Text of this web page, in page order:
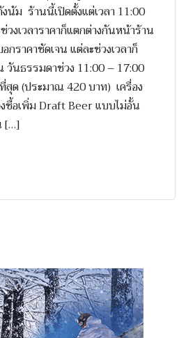
นัม ร้านนี้เปิดตั้งแต่เวลา 11:00
วงเวลาราคาก็แตกต่างกันหน้าร้าน
กราคาชัดเจน แต่ละช่วงเวลาก็
วันธรรมดาช่วง 11:00 – 17:00
สุด (ประมาณ 420 บาท) เครื่อง
ซื้อเพิ่ม Draft Beer แบบไม่อั้น
[…]